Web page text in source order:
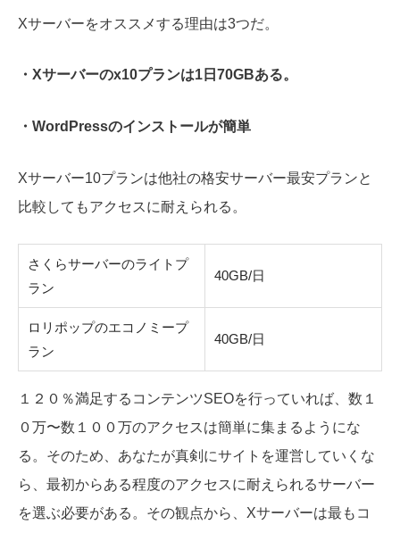
Xサーバーをオススメする理由は3つだ。
・Xサーバーのx10プランは1日70GBある。
・WordPressのインストールが簡単
Xサーバー10プランは他社の格安サーバー最安プランと
比較してもアクセスに耐えられる。
さくらサーバーのライトプ
ラン
40GB/日
ロリポップのエコノミープ
ラン
40GB/日
１２０％満足するコンテンツSEOを行っていれば、数１
０万〜数１００万のアクセスは簡単に集まるようにな
る。そのため、あなたが真剣にサイトを運営していくな
ら、最初からある程度のアクセスに耐えられるサーバー
を選ぶ必要がある。その観点から、Xサーバーは最もコ